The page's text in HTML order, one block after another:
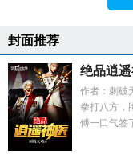
封面推荐
绝品逍
作者：刺破
拳打八方，
傅一口气签